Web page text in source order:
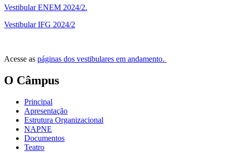
Vestibular ENEM 2024/2.
Vestibular IFG 2024/2
Acesse as páginas dos vestibulares em andamento.
O Câmpus
Principal
Apresentação
Estrutura Organizacional
NAPNE
Documentos
Teatro